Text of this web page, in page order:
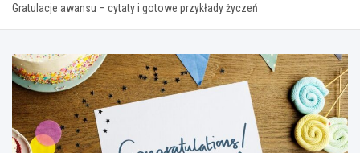
Gratulacje awansu – cytaty i gotowe przykłady życzeń